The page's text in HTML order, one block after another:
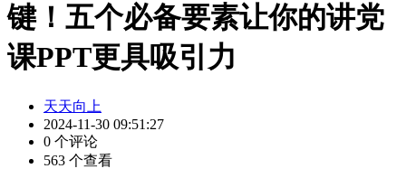
键！五个必备要素让你的讲党
课PPT更具吸引力
天天向上
2024-11-30 09:51:27
0 个评论
563 个查看